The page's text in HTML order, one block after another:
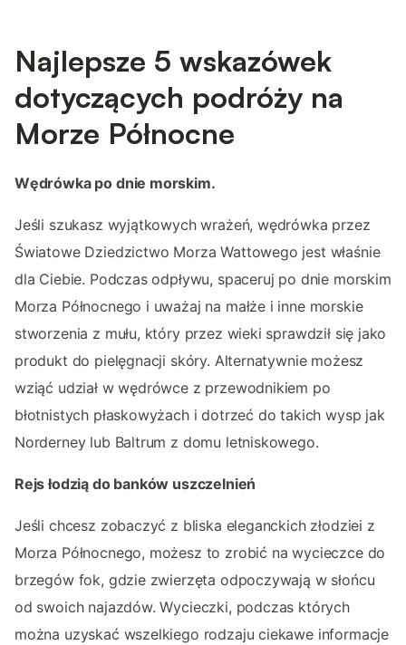
Najlepsze 5 wskazówek
dotyczących podróży na
Morze Północne
Wędrówka po dnie morskim.
Jeśli szukasz wyjątkowych wrażeń, wędrówka przez
Światowe Dziedzictwo Morza Wattowego jest właśnie
dla Ciebie. Podczas odpływu, spaceruj po dnie morskim
Morza Północnego i uważaj na małże i inne morskie
stworzenia z mułu, który przez wieki sprawdził się jako
produkt do pielęgnacji skóry. Alternatywnie możesz
wziąć udział w wędrówce z przewodnikiem po
błotnistych płaskowyżach i dotrzeć do takich wysp jak
Norderney lub Baltrum z domu letniskowego.
Rejs łodzią do banków uszczelnień
Jeśli chcesz zobaczyć z bliska eleganckich złodziei z
Morza Północnego, możesz to zrobić na wycieczce do
brzegów fok, gdzie zwierzęta odpoczywają w słońcu
od swoich najazdów. Wycieczki, podczas których
można uzyskać wszelkiego rodzaju ciekawe informacje